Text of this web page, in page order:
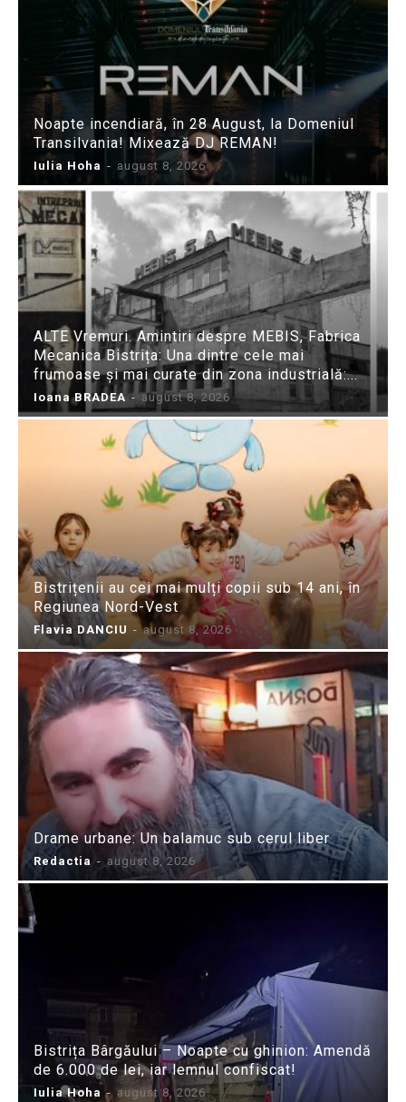
Noapte incendiară, în 28 August, la Domeniul
Transilvania! Mixează DJ REMAN!
Iulia Hoha - august 8, 2026
ALTE Vremuri. Amintiri despre MEBIS, Fabrica
Mecanica Bistrița: Una dintre cele mai
frumoase și mai curate din zona industrială:...
Ioana BRADEA - august 8, 2026
Bistrițenii au cei mai mulți copii sub 14 ani, în
Regiunea Nord-Vest
Flavia DANCIU - august 8, 2026
Drame urbane: Un balamuc sub cerul liber
Redactia - august 8, 2026
Bistrița Bârgăului – Noapte cu ghinion: Amendă
de 6.000 de lei, iar lemnul confiscat!
Iulia Hoha - august 8, 2026